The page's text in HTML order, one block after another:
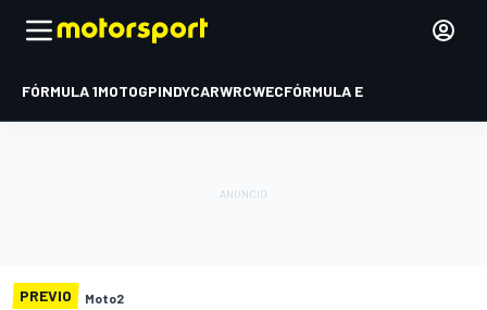
FÓRMULA 1MOTOGPINDYCARWRCWECFÓRMULA E
PREVIO Moto2